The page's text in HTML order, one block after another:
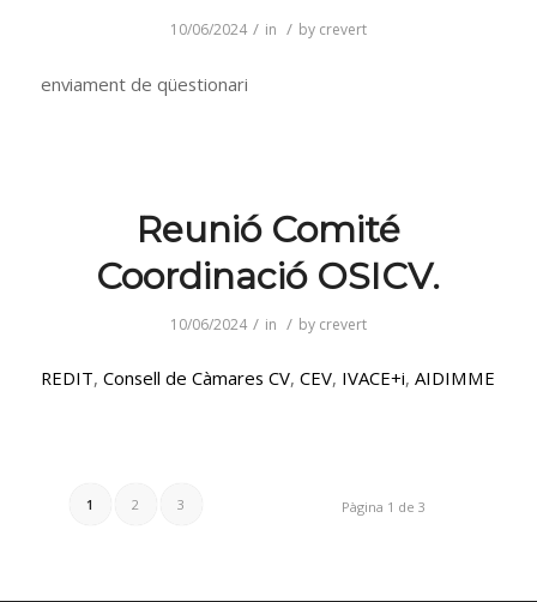
10/06/2024 / in / by crevert
enviament de qüestionari
Reunió Comité
Coordinació OSICV.
10/06/2024 / in / by crevert
REDIT, Consell de Càmares CV, CEV, IVACE+i, AIDIMME
Pàgina 1 de 3
1 2 3